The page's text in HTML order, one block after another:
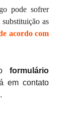
pode sofrer
as
acordo com
formulário
em contato